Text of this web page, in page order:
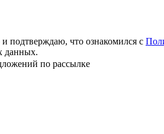
подтверждаю, что ознакомился с
данных.
по рассылке